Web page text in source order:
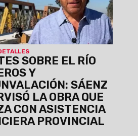
SOBRE EL RÍO
Y
SÁENZ
LA OBRA QUE
CON ASISTENCIA
PROVINCIAL
rotonda en el municipio de
y la autopista.